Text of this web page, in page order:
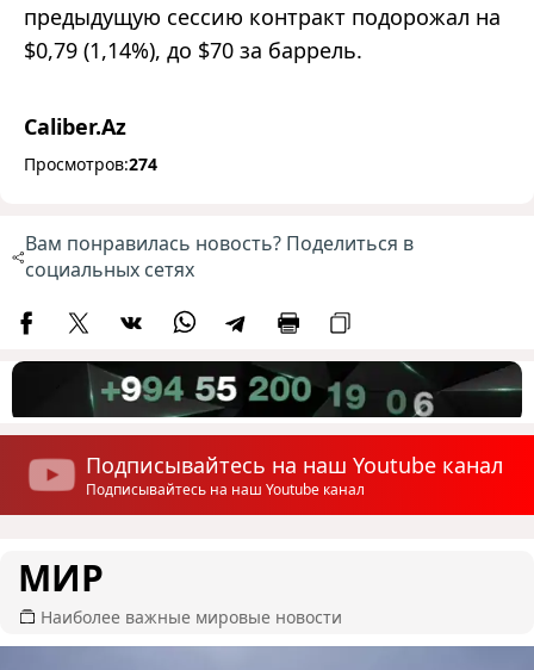
предыдущую сессию контракт подорожал на
$0,79 (1,14%), до $70 за баррель.
Caliber.Az
Просмотров:274
Вам понравилась новость? Поделиться в
социальных сетях
Подписывайтесь на наш Youtube канал
Подписывайтесь на наш Youtube канал
МИР
Наиболее важные мировые новости